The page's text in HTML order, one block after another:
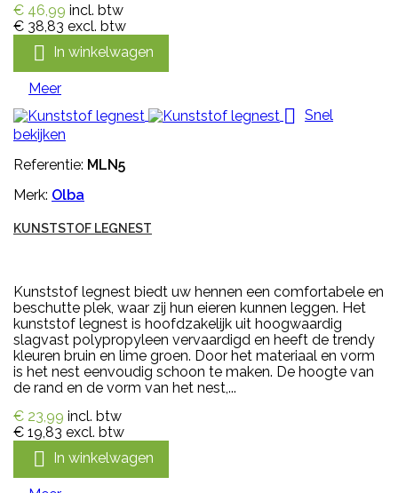
€ 46,99 incl. btw
€ 38,83 excl. btw
 In winkelwagen
Meer
 Snel
bekijken
Referentie: MLN5
Merk: Olba
KUNSTSTOF LEGNEST
Kunststof legnest biedt uw hennen een comfortabele en
beschutte plek, waar zij hun eieren kunnen leggen. Het
kunststof legnest is hoofdzakelijk uit hoogwaardig
slagvast polypropyleen vervaardigd en heeft de trendy
kleuren bruin en lime groen. Door het materiaal en vorm
is het nest eenvoudig schoon te maken. De hoogte van
de rand en de vorm van het nest,...
€ 23,99 incl. btw
€ 19,83 excl. btw
 In winkelwagen